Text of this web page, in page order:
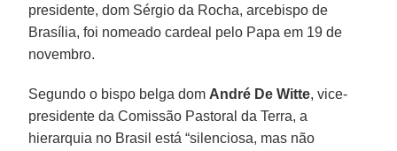
presidente, dom Sérgio da Rocha, arcebispo de
Brasília, foi nomeado cardeal pelo Papa em 19 de
novembro.
Segundo o bispo belga dom André De Witte, vice-
presidente da Comissão Pastoral da Terra, a
hierarquia no Brasil está “silenciosa, mas não